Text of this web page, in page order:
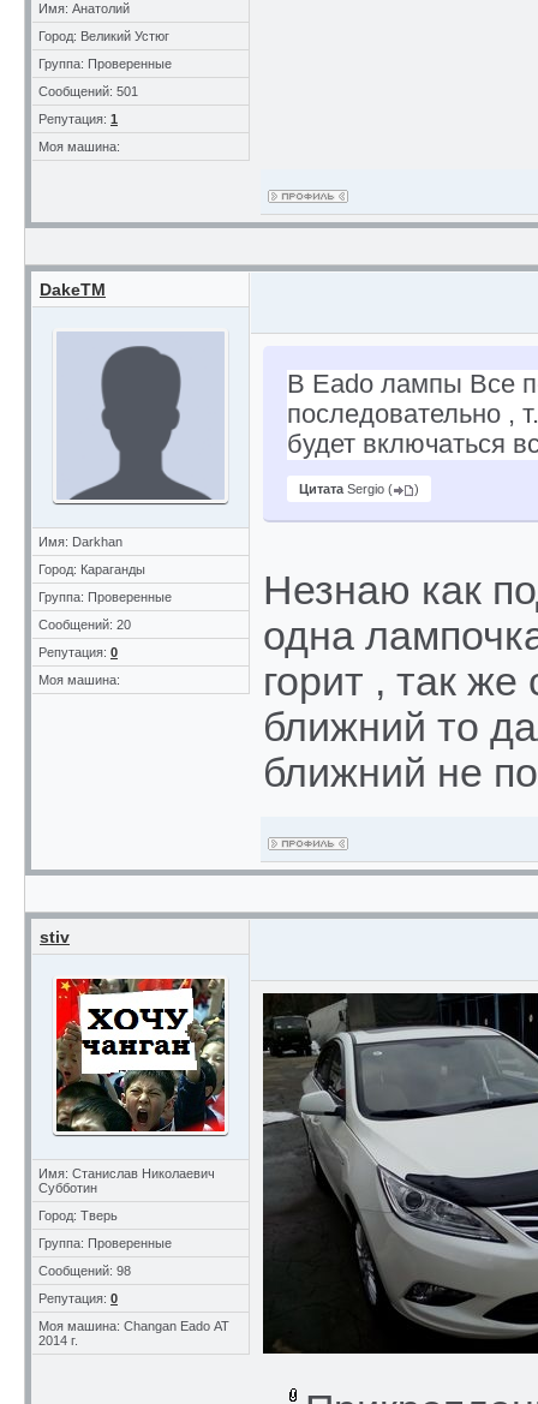
Имя: Анатолий
Город: Великий Устюг
Группа: Проверенные
Сообщений: 501
Репутация: 1
Моя машина:
DakeTM
Имя: Darkhan
Город: Караганды
Группа: Проверенные
Сообщений: 20
Репутация: 0
Моя машина:
Цитата Sergio ( )
В Eado лампы Все
последовательно ,
будет включаться
Незнаю как
одна
горит , так
ближний то
ближний не
stiv
Имя: Станислав Николаевич
Субботин
Город: Тверь
Группа: Проверенные
Сообщений: 98
Репутация: 0
Моя машина: Changan Eado АТ
2014 г.